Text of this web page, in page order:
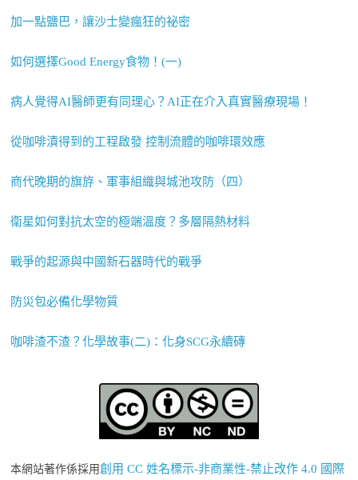
加一點鹽巴，讓沙士變瘋狂的祕密
如何選擇Good Energy食物！(一)
病人覺得AI醫師更有同理心？AI正在介入真實醫療現場！
從咖啡漬得到的工程啟發 控制流體的咖啡環效應
商代晚期的旗斿、軍事組織與城池攻防（四）
衛星如何對抗太空的極端溫度？多層隔熱材料
戰爭的起源與中國新石器時代的戰爭
防災包必備化學物質
咖啡渣不渣？化學故事(二)：化身SCG永續磚
本網站著作係採用創用 CC 姓名標示-非商業性-禁止改作 4.0 國際